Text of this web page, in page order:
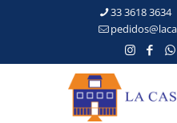
33 3618 3634